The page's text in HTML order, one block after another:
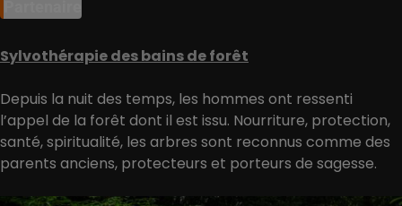
Sylvothérapie des bains de forêt
Depuis la nuit des temps, les hommes ont ressenti
l’appel de la forêt dont il est issu. Nourriture, protection,
santé, spiritualité, les arbres sont reconnus comme des
parents anciens, protecteurs et porteurs de sagesse.